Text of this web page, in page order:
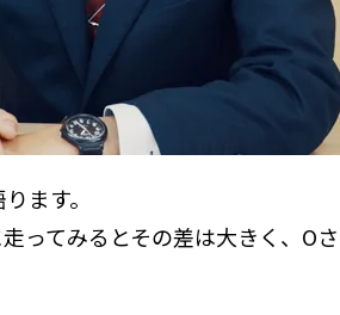
ます。
ってみるとその差は大きく、O